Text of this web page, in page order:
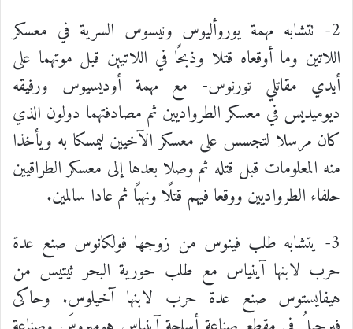
2- تتشابه مهمة يوروأليوس ونيسوس السرية في معسكر
اللاتين وما أوقعاه قتلا وذبحًا في اللاتيين قبل موتهما على
أيدي مقاتلي تورنوس- مع مهمة أوديسيوس ورفيقه
ديوميديس في معسكر الطرواديين ثم مصادفتهما دولون الذي
كان مرسلا لتجسس على معسكر الآخيين ليمسكا به ويأخذا
منه المعلومات قبل قتله ثم وصلا بعدها إلى معسكر الطراقيين
حلفاء الطرواديين ووقعا فيهم قتلًا ونهبًا ثم عادا سالمين.
3- يتشابه طلب فينوس من زوجها فولكانوس صنع عدة
حرب لابنها آينياس مع طلب حورية البحر ثيتيس من
هيفايستوس صنع عدة حرب لابنها آخيلوس. وحاكى